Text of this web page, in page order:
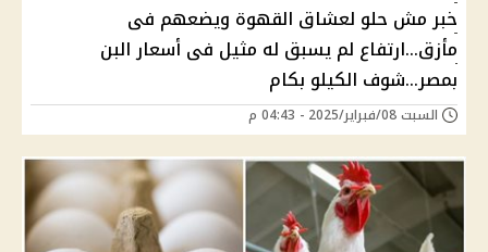
خبر مش حلو لعشاق القهوة ويضعهم فى
مأزق...ارتفاع لم يسبق له مثيل فى أسعار البن
بمصر...شوف الكيلو بكام
السبت 08/فبراير/2025 - 04:43 م